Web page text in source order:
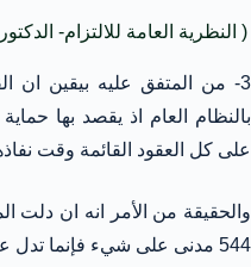
( النظرية العامة للالتزام- الدكتور
3- من المتفق عليه بيقين ان
بالنظام العام اذ يقصد بها
على كل العقود القائمة وقت
544 مدنى على شيء فإنما تدل على كراهية المشرع المصري للربا